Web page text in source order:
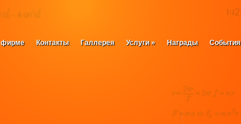
Контакты Галлерея Услуги» Награды События